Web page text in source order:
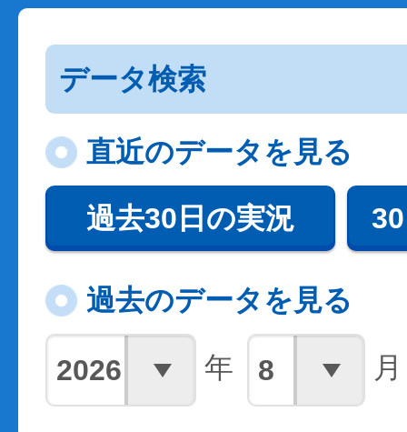
データ検索
直近のデータを見る
過去30日の実況
過去のデータを見る
年 月